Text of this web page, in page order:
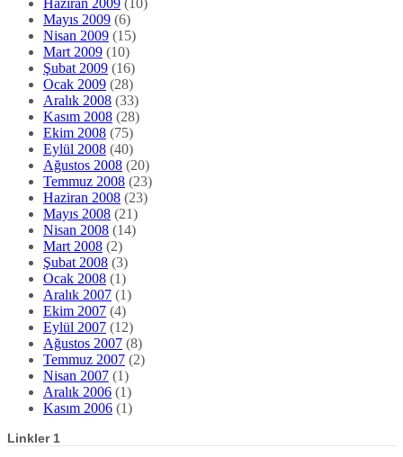
Mayıs 2009 (6)
Nisan 2009 (15)
Mart 2009 (10)
Şubat 2009 (16)
Ocak 2009 (28)
Aralık 2008 (33)
Kasım 2008 (28)
Ekim 2008 (75)
Eylül 2008 (40)
Ağustos 2008 (20)
Temmuz 2008 (23)
Haziran 2008 (23)
Mayıs 2008 (21)
Nisan 2008 (14)
Mart 2008 (2)
Şubat 2008 (3)
Ocak 2008 (1)
Aralık 2007 (1)
Ekim 2007 (4)
Eylül 2007 (12)
Ağustos 2007 (8)
Temmuz 2007 (2)
Nisan 2007 (1)
Aralık 2006 (1)
Kasım 2006 (1)
Linkler 1